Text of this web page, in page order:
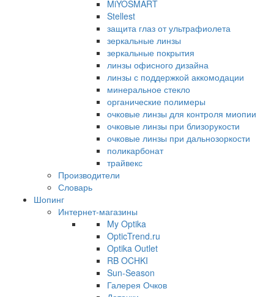
MiYOSMART
Stellest
защита глаз от ультрафиолета
зеркальные линзы
зеркальные покрытия
линзы офисного дизайна
линзы с поддержкой аккомодации
минеральное стекло
органические полимеры
очковые линзы для контроля миопии
очковые линзы при близорукости
очковые линзы при дальнозоркости
поликарбонат
трайвекс
Производители
Словарь
Шопинг
Интернет-магазины
My Optika
OpticTrend.ru
Optika Outlet
RB OCHKI
Sun-Season
Галерея Очков